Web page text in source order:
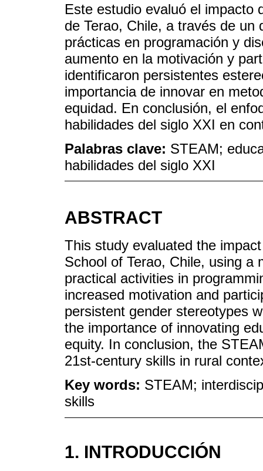
Este estudio evaluó el impacto
de Terao, Chile, a través de un
prácticas en programación y
aumento en la motivación y
identificaron persistentes
importancia de innovar en
equidad. En conclusión, el
habilidades del siglo XXI en
Palabras clave: STEAM;
habilidades del siglo XXI
ABSTRACT
This study evaluated the
School of Terao, Chile, using a
practical activities in
increased motivation and
persistent gender stereotypes
the importance of innovating
equity. In conclusion, the
21st-century skills in rural
Key words: STEAM;
skills
1. INTRODUCCIÓN